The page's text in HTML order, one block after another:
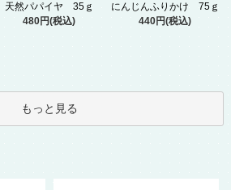
天然パパイヤ 35ｇ
480円(税込)
にんじんふりかけ 75ｇ
440円(税込)
もっと見る